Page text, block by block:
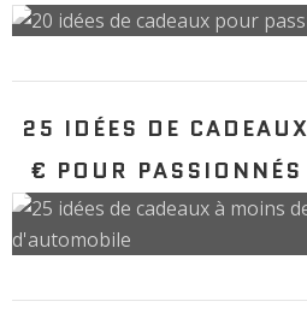
25 IDÉES DE
€ POUR